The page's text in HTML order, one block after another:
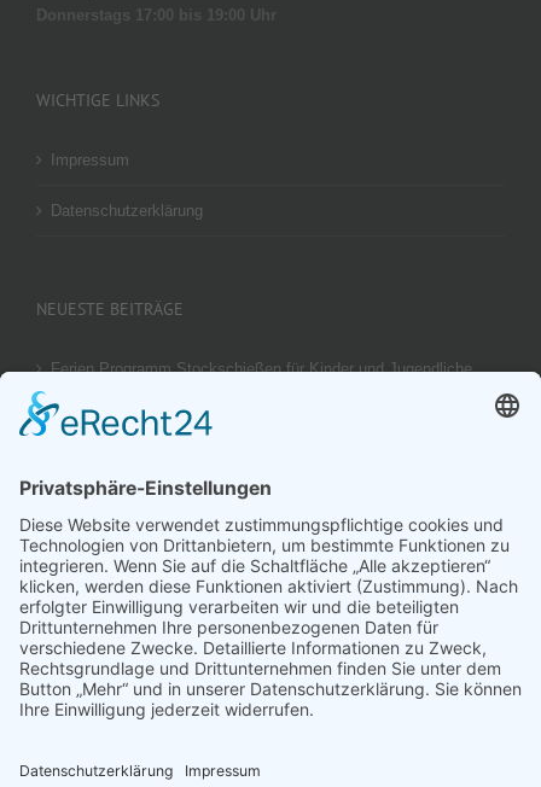
Donnerstags 17:00 bis 19:00 Uhr
WICHTIGE LINKS
Impressum
Datenschutzerklärung
NEUESTE BEITRÄGE
Ferien Programm Stockschießen für Kinder und Jugendliche
Brotzeit Turnier Stocksport zur Einweihung der Flutlichtanlage
am 18. September 2026
Offener Vereinspokal Stockschießen am So 13.09.2026 für
Gruppen Vereine und Familien
Jugend-Girgl – U14 – Turnier Stocksport Ausschreibung und
Startliste für 04. Juli